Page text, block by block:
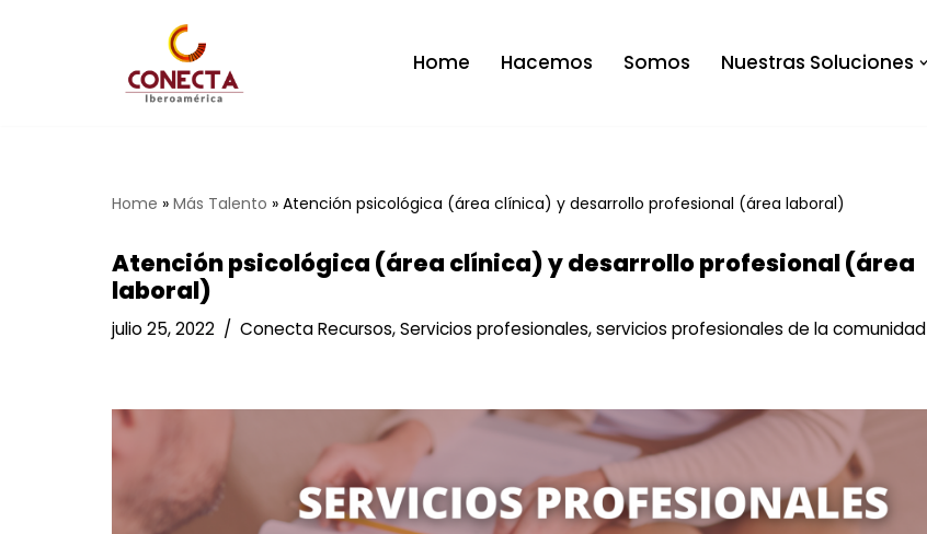
Home Hacemos Somos Nuestras Soluciones
Home » Más Talento » Atención psicológica (área clínica) y desarrollo profesional (área laboral)
Atención psicológica (área clínica) y desarrollo profesional (área
laboral)
julio 25, 2022 Conecta Recursos,Servicios profesionales,servicios profesionales de la comunidad